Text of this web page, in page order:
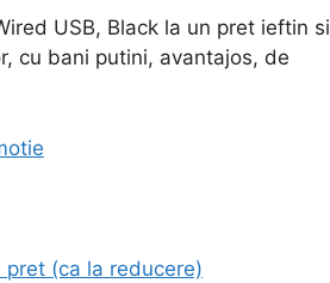
USB, Black la un pret ieftin si
cu bani putini, avantajos, de
(ca la reducere)